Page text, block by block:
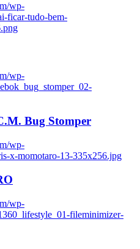
wp-
ficar-tudo-bem-
wp-
Bug Stomper
wp-
x-momotaro-13-335x256.jpg
wp-
fileminimizer-